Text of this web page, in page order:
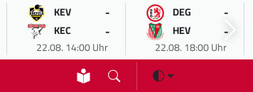
KEV -
KEC -
22.08. 14:00 Uhr
DEG -
HEV -
22.08. 18:00 Uhr